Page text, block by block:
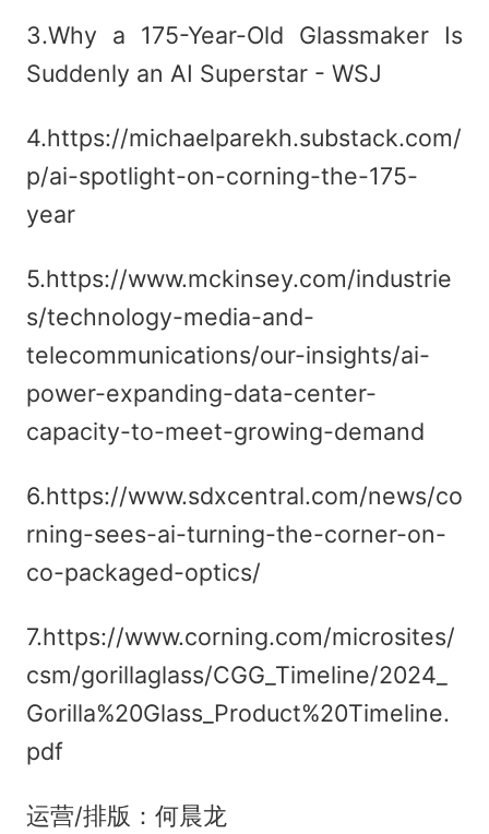
3.Why a 175-Year-Old Glassmaker Is
Suddenly an AI Superstar - WSJ
4.https://michaelparekh.substack.com/
p/ai-spotlight-on-corning-the-175-
year
5.https://www.mckinsey.com/industrie
s/technology-media-and-
telecommunications/our-insights/ai-
power-expanding-data-center-
capacity-to-meet-growing-demand
6.https://www.sdxcentral.com/news/co
rning-sees-ai-turning-the-corner-on-
co-packaged-optics/
7.https://www.corning.com/microsites/
csm/gorillaglass/CGG_Timeline/2024_
Gorilla%20Glass_Product%20Timeline.
pdf
运营/排版：何晨龙